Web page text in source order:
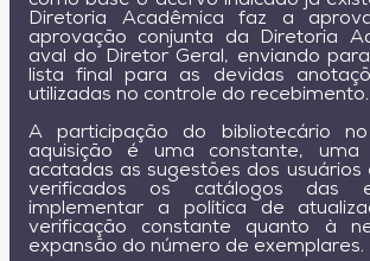
Diretoria Acadêmica faz a
aprovação conjunta da Diretoria
aval do Diretor Geral, enviando
lista final para as devidas
utilizadas no controle do recebimento.
A participação do bibliotecário
aquisição é uma constante,
acatadas as sugestões dos
verificados os catálogos das
implementar a política de
verificação constante quanto à
expansão do número de exemplares.